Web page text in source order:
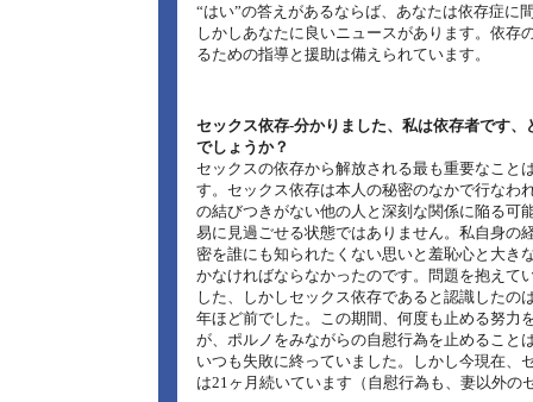
“はい”の答えがあるならば、あなたは依存症に
しかしあなたに良いニュースがあります。依存
るための指導と援助は備えられています。
セックス依存‐分かりました、私は依存者です、
でしょうか？
セックスの依存から解放される最も重要なこと
す。セックス依存は本人の秘密のなかで行なわ
の結びつきがない他の人と深刻な関係に陥る可
易に見過ごせる状態ではありません。私自身の
密を誰にも知られたくない思いと羞恥心と大き
かなければならなかったのです。問題を抱えて
した、しかしセックス依存であると認識したの
年ほど前でした。この期間、何度も止める努力
が、ポルノをみながらの自慰行為を止めること
いつも失敗に終っていました。しかし今現在、
は21ヶ月続いています（自慰行為も、妻以外の